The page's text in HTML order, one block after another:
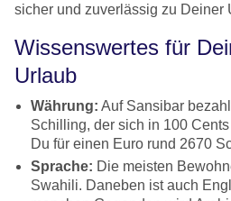
sicher und zuverlässig zu Deiner
Wissenswertes für
Urlaub
Währung: Auf Sansibar
Schilling, der sich in 100
Du für einen Euro rund 2670
Sprache: Die meisten
Swahili. Daneben ist auch